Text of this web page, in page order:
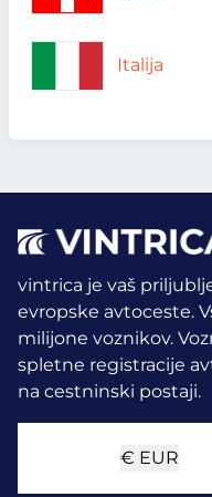
Italija
vintrica je vaš
evropske avtoceste.
milijone voznikov.
spletne registracije
na cestninski postaji.
€ EUR